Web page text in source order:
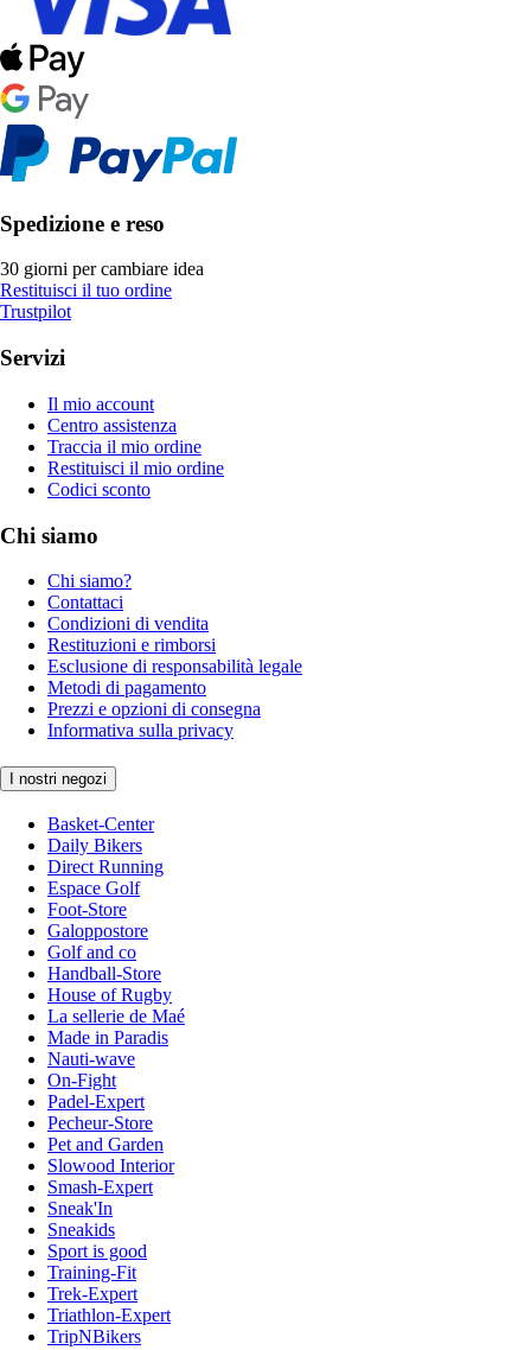
Spedizione e reso
30 giorni per cambiare idea
Restituisci il tuo ordine
Trustpilot
Servizi
Il mio account
Centro assistenza
Traccia il mio ordine
Restituisci il mio ordine
Codici sconto
Chi siamo
Chi siamo?
Contattaci
Condizioni di vendita
Restituzioni e rimborsi
Esclusione di responsabilità legale
Metodi di pagamento
Prezzi e opzioni di consegna
Informativa sulla privacy
I nostri negozi
Basket-Center
Daily Bikers
Direct Running
Espace Golf
Foot-Store
Galoppostore
Golf and co
Handball-Store
House of Rugby
La sellerie de Maé
Made in Paradis
Nauti-wave
On-Fight
Padel-Expert
Pecheur-Store
Pet and Garden
Slowood Interior
Smash-Expert
Sneak'In
Sneakids
Sport is good
Training-Fit
Trek-Expert
Triathlon-Expert
TripNBikers